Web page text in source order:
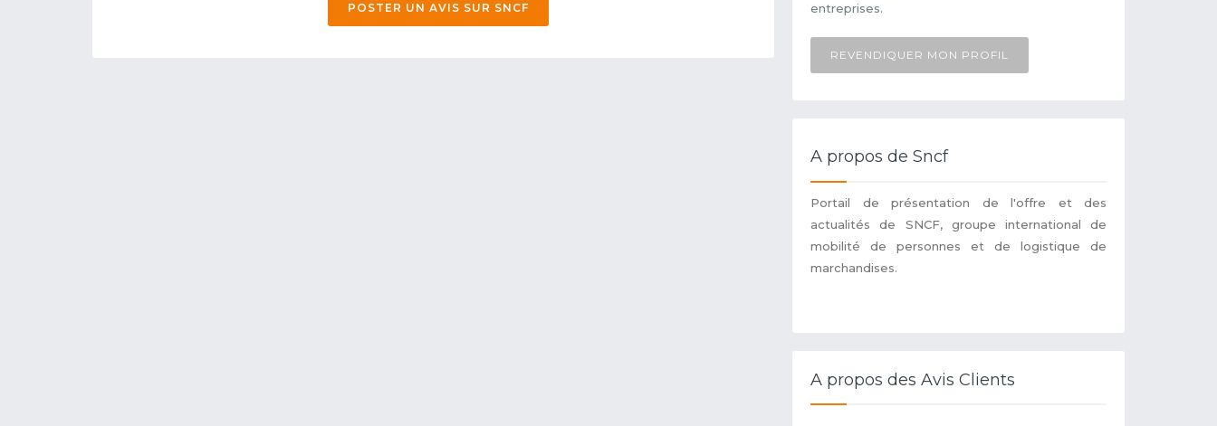
POSTER UN AVIS SUR SNCF
entreprises.
REVENDIQUER MON PROFIL
A propos de Sncf
Portail de présentation de l'offre et des
actualités de SNCF, groupe international de
mobilité de personnes et de logistique de
marchandises.
A propos des Avis Clients